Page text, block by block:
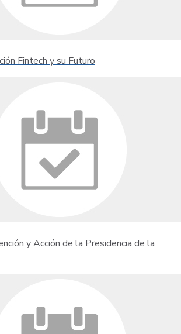
Fintech y su Futuro
y Acción de la Presidencia de la